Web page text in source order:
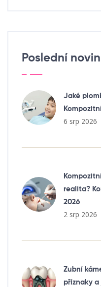
Poslední
Jaké
6 srp 2026
realita?
2026
2 srp 2026
Zubní
příznaky